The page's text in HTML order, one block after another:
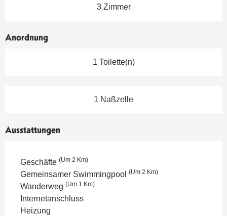
3 Zimmer
Anordnung
1 Toilette(n)
1 Naßzelle
Ausstattungen
Geschäfte (Um 2 Km)
Gemeinsamer Swimmingpool (Um 2 Km)
Wanderweg (Um 1 Km)
Internetanschluss
Heizung